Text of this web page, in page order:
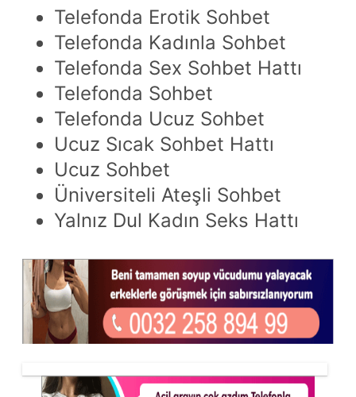
Telefonda Erotik Sohbet
Telefonda Kadınla Sohbet
Telefonda Sex Sohbet Hattı
Telefonda Sohbet
Telefonda Ucuz Sohbet
Ucuz Sıcak Sohbet Hattı
Ucuz Sohbet
Üniversiteli Ateşli Sohbet
Yalnız Dul Kadın Seks Hattı